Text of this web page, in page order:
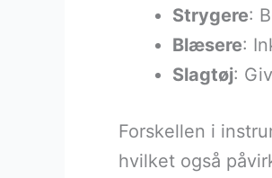
Strygere:
Blæsere:
Slagtøj:
Forskellen i
hvilket også